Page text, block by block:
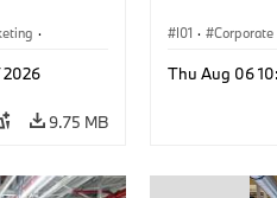
·
2026
9.75 MB
I01 · Corporate
Thu Aug 06